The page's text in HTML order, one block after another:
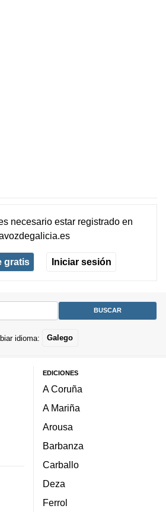
necesario estar registradoen
gratis Iniciar sesión
idioma: Galego
EDICIONES
A Coruña
A Mariña
Arousa
Barbanza
Carballo
Deza
Ferrol